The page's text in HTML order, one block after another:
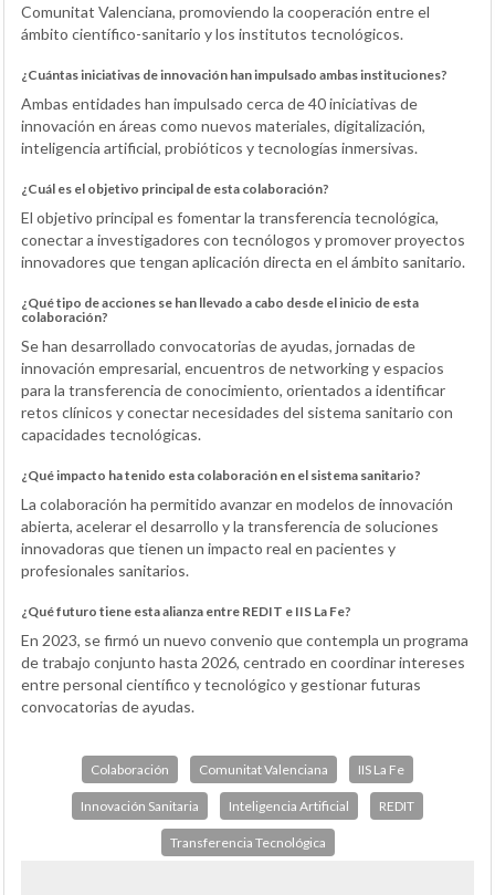
Comunitat Valenciana, promoviendo la cooperación entre el
ámbito científico-sanitario y los institutos tecnológicos.
¿Cuántas iniciativas de innovación han impulsado ambas instituciones?
Ambas entidades han impulsado cerca de 40 iniciativas de
innovación en áreas como nuevos materiales, digitalización,
inteligencia artificial, probióticos y tecnologías inmersivas.
¿Cuál es el objetivo principal de esta colaboración?
El objetivo principal es fomentar la transferencia tecnológica,
conectar a investigadores con tecnólogos y promover proyectos
innovadores que tengan aplicación directa en el ámbito sanitario.
¿Qué tipo de acciones se han llevado a cabo desde el inicio de esta
colaboración?
Se han desarrollado convocatorias de ayudas, jornadas de
innovación empresarial, encuentros de networking y espacios
para la transferencia de conocimiento, orientados a identificar
retos clínicos y conectar necesidades del sistema sanitario con
capacidades tecnológicas.
¿Qué impacto ha tenido esta colaboración en el sistema sanitario?
La colaboración ha permitido avanzar en modelos de innovación
abierta, acelerar el desarrollo y la transferencia de soluciones
innovadoras que tienen un impacto real en pacientes y
profesionales sanitarios.
¿Qué futuro tiene esta alianza entre REDIT e IIS La Fe?
En 2023, se firmó un nuevo convenio que contempla un programa
de trabajo conjunto hasta 2026, centrado en coordinar intereses
entre personal científico y tecnológico y gestionar futuras
convocatorias de ayudas.
Colaboración Comunitat Valenciana IIS La Fe
Innovación Sanitaria Inteligencia Artificial REDIT
Transferencia Tecnológica